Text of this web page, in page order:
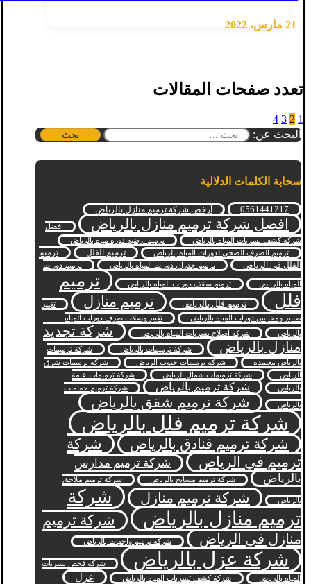
21 مارس، 2022
تعدد صفحات المقالات
1
2
3
4
البحث عن:
سحابة الكلمات الدلالية
0561441217 أرخص شركة ترميم منازل بالرياض
افضل شركة ترميم منازل بالرياض
افضل
شركة كشف تسربات المياه بالرياض
ترميم ارضية دورة مياه بالرياض
ترميم الصرف الصحي لدورات المياه بالرياض
ترميم الفلل
ترميم
الفلل في الرياض
ترميم جدران دورات المياه بالرياض ترميم دورات
المياه بالرياض ترميم سقف دورات المياه بالرياض
ترميم
فلل
ترميم فلل بالرياض ترميم منازل
تغيير
صنابر ومحابس دورات المياه بالرياض
تغيير وصلات صرف دورات المياه
بالرياض
شركة اصلاح تسربات المياه بالرياض
شركة تجديد
منازل بالرياض
شركة ترميمات بالرياض
شركة ترميمات
بالرياض معتمدة
شركة ترميمات جنوب الرياض
شركة ترميمات شرق
الرياض
شركة ترميمات شمال الرياض
شركة ترميمات عامة
بالرياض
شركة ترميم بالرياض شركة ترميم حمامات
بالرياض شركة ترميم شقق بالرياض
شركة ترميم فلل بالرياض
شركة ترميم فنادق بالرياض
شركة
ترميم في الرياض
شركة ترميم مدارس
بالرياض
شركة ترميم مسابح بالرياض شركة ترميم ملاحق
بالرياض شركة ترميم منازل
شركة
ترميم منازل بالرياض
شركة ترميم
منازل في الرياض
شركة ترميم واجهات بالرياض
شركة عزل بالرياض
شركة فحص تسربات
المياه بالرياض
شركة كشف تسربات المياه بالرياض عزل